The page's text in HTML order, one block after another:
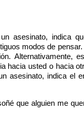
asesinato, indica
modos de
Alternativamente,
hacia usted o hacia
asesinato, indica el
que alguien me